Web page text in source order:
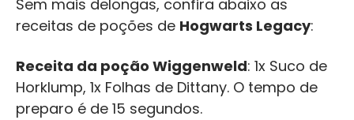
Sem mais delongas, confira abaixo as
receitas de poções de Hogwarts Legacy:
Receita da poção Wiggenweld: 1x Suco de
Horklump, 1x Folhas de Dittany. O tempo de
preparo é de 15 segundos.